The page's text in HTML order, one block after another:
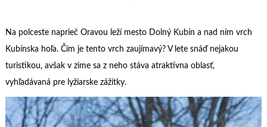
Na polceste naprieč Oravou leží mesto Dolný Kubín a nad ním vrch
Kubínska hoľa. Čím je tento vrch zaujímavý? V lete snáď nejakou
turistikou, avšak v zime sa z neho stáva atraktívna oblasť,
vyhľadávaná pre lyžiarske zážitky.